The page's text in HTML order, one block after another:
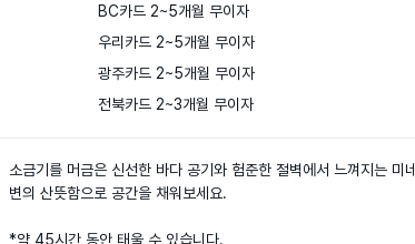
BC카드 2~5개월 무이자
우리카드 2~5개월 무이자
광주카드 2~5개월 무이자
전북카드 2~3개월 무이자
소금기를 머금은 신선한 바다 공기와 험준한 절벽에서 느껴지는 미
변의 산뜻함으로 공간을 채워보세요.
*약 45시간 동안 태울 수 있습니다.